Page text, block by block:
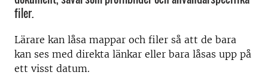
filer.
Lärare kan låsa mappar och filer så att de bara
kan ses med direkta länkar eller bara låsas upp på
ett visst datum.